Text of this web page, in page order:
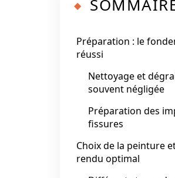
Préparation : le
réussi
Nettoyage et
souvent négligée
Préparation des
fissures
Choix de la peinture
rendu optimal